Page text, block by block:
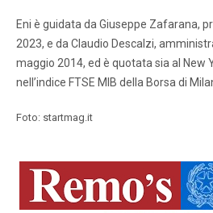
Eni è guidata da Giuseppe Zafarana,
2023, e da Claudio Descalzi,
maggio 2014, ed è quotata sia al New
nell’indice FTSE MIB della Borsa di
Foto: startmag.it